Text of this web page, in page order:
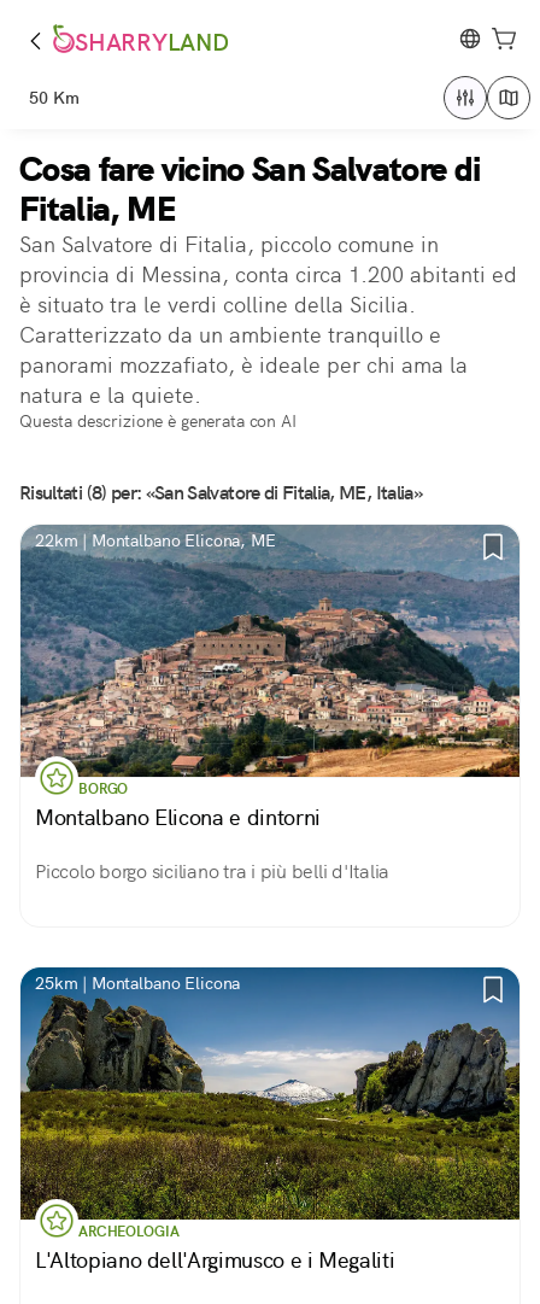
SHARRYLAND
50 Km
Cosa fare vicino San Salvatore di
Fitalia, ME
San Salvatore di Fitalia, piccolo comune in
provincia di Messina, conta circa 1.200 abitanti ed
è situato tra le verdi colline della Sicilia.
Caratterizzato da un ambiente tranquillo e
panorami mozzafiato, è ideale per chi ama la
natura e la quiete.
Questa descrizione è generata con AI
Risultati (8) per: «San Salvatore di Fitalia, ME, Italia»
22km | Montalbano Elicona, ME
BORGO
Montalbano Elicona e dintorni
Piccolo borgo siciliano tra i più belli d'Italia
25km | Montalbano Elicona
ARCHEOLOGIA
L'Altopiano dell'Argimusco e i Megaliti